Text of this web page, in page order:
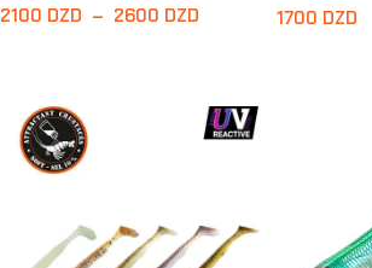
2100 DZD – 2600 DZD
1700 DZD